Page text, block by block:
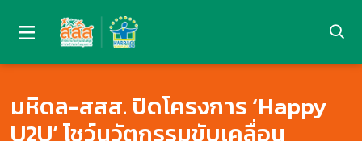
มหิดล-สสส. ปิดโครงการ ‘Happy
U2U’ โชว์นวัตกรรมขับเคลื่อน